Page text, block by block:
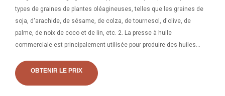
types de graines de plantes oléagineuses, telles que les graines de
soja, d'arachide, de sésame, de colza, de tournesol, d'olive, de
palme, de noix de coco et de lin, etc. 2. La presse à huile
commerciale est principalement utilisée pour produire des huiles
pour les usines d'huile mobiles, les usines d'huilerie, les petites et
moyennes usines de fabrication d'huile de cuisson. Par rapport à
OBTENIR LE PRIX